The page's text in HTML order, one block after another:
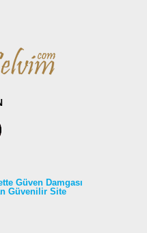
Güven Damgası
Güvenilir Site